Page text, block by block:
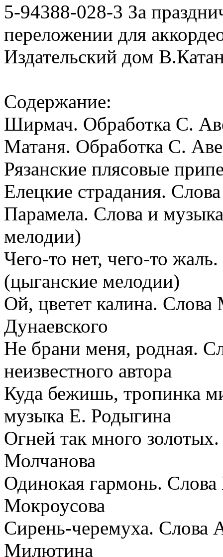
5-94388-028-3 За
переложении для
Издательский дом
Содержание:
Ширмач. Обработка С.
Матаня. Обработка С.
Рязанские плясовые
Елецкие страдания.
Парамела. Слова и
мелодии)
Чего-то нет, чего-то
(цыганские мелодии)
Ой, цветет калина.
Дунаевского
Не брани меня, родная.
неизвестного автора
Куда бежишь, тропинка
музыка Е. Родыгина
Огней так много
Молчанова
Одинокая гармонь.
Мокроусова
Сирень-черемуха.
Милютина